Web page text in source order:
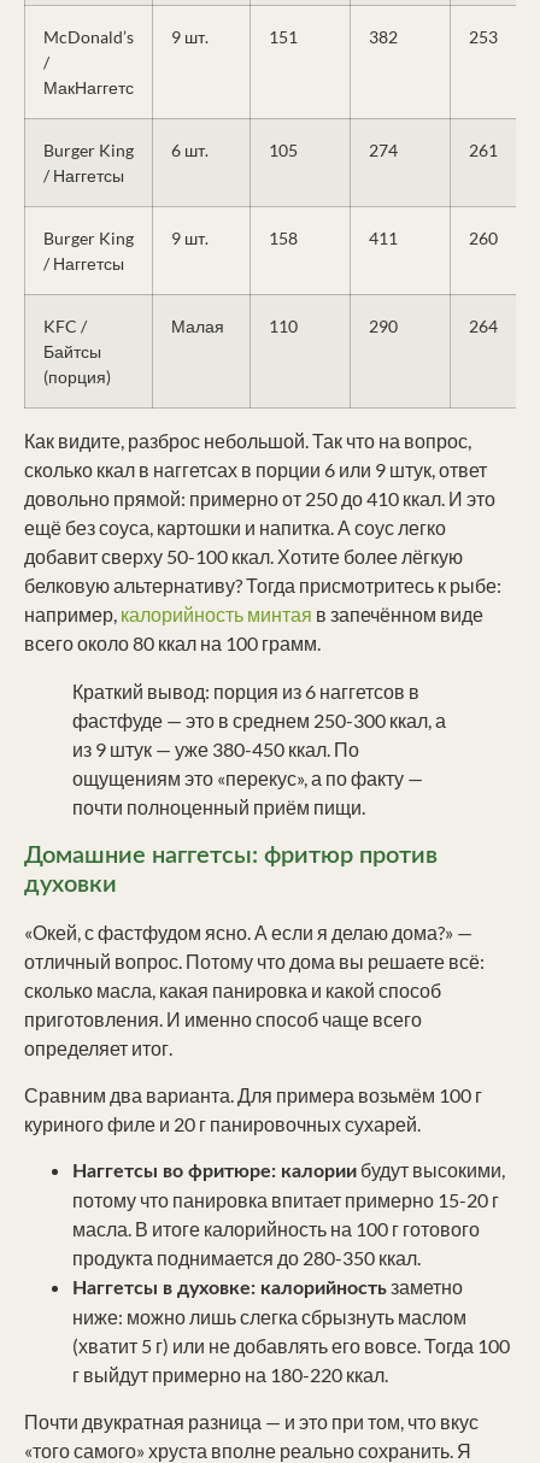
McDonald’s
/
МакНаггетс
9 шт. 151 382 253
Burger King
/ Наггетсы
6 шт. 105 274 261
Burger King
/ Наггетсы
9 шт. 158 411 260
KFC /
Байтсы
(порция)
Малая 110 290 264
Как видите, разброс небольшой. Так что на вопрос,
сколько ккал в наггетсах в порции 6 или 9 штук, ответ
довольно прямой: примерно от 250 до 410 ккал. И это
ещё без соуса, картошки и напитка. А соус легко
добавит сверху 50-100 ккал. Хотите более лёгкую
белковую альтернативу? Тогда присмотритесь к рыбе:
например, калорийность минтая в запечённом виде
всего около 80 ккал на 100 грамм.
Краткий вывод: порция из 6 наггетсов в
фастфуде — это в среднем 250-300 ккал, а
из 9 штук — уже 380-450 ккал. По
ощущениям это «перекус», а по факту —
почти полноценный приём пищи.
Домашние наггетсы: фритюр против
духовки
«Окей, с фастфудом ясно. А если я делаю дома?» —
отличный вопрос. Потому что дома вы решаете всё:
сколько масла, какая панировка и какой способ
приготовления. И именно способ чаще всего
определяет итог.
Сравним два варианта. Для примера возьмём 100 г
куриного филе и 20 г панировочных сухарей.
Наггетсы во фритюре: калории будут высокими,
потому что панировка впитает примерно 15-20 г
масла. В итоге калорийность на 100 г готового
продукта поднимается до 280-350 ккал.
Наггетсы в духовке: калорийностьзаметно
ниже: можно лишь слегка сбрызнуть маслом
(хватит 5 г) или не добавлять его вовсе. Тогда 100
г выйдут примерно на 180-220 ккал.
Почти двукратная разница — и это при том, что вкус
«того самого» хруста вполне реально сохранить. Я